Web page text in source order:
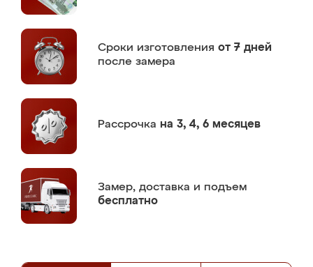
Сроки изготовления от 7 дней
после замера
Рассрочка на 3, 4, 6 месяцев
Замер, доставка и подъем
бесплатно